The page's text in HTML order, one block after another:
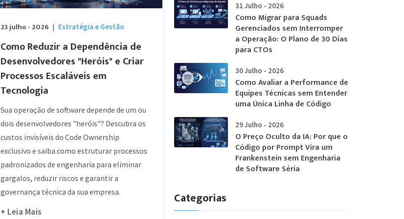
23 julho - 2026 | Estratégia e Gestão
Como Reduzir a Dependência de
Desenvolvedores "Heróis" e Criar
Processos Escaláveis em
Tecnologia
Sua operação de software depende de um ou
dois desenvolvedores "heróis"? Descubra os
custos invisíveis do Code Ownership
exclusivo e saiba como estruturar processos
padronizados de engenharia para eliminar
gargalos, reduzir riscos e garantir a
governança técnica da sua empresa.
+ Leia Mais
31 Julho - 2026
Como Migrar para Squads
Gerenciados sem Interromper
a Operação: O Plano de 30 Dias
para CTOs
30 Julho - 2026
Como Avaliar a Performance de
Equipes Técnicas sem Entender
uma Única Linha de Código
29 Julho - 2026
O Preço Oculto da IA: Por que o
Código por Prompt Vira um
Frankenstein sem Engenharia
de Software Séria
Categorias